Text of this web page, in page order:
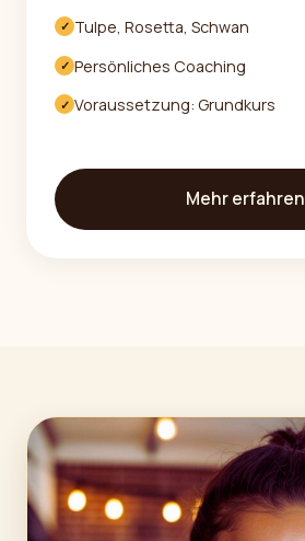
✓ Tulpe, Rosetta, Schwan
✓ Persönliches Coaching
✓ Voraussetzung: Grundkurs
Mehr erfahren